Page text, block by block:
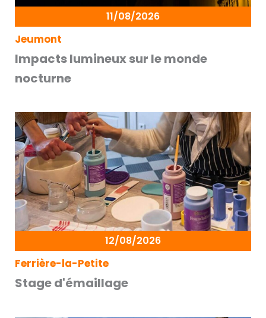
11/08/2026
Jeumont
Impacts lumineux sur le monde
nocturne
12/08/2026
Ferrière-la-Petite
Stage d'émaillage